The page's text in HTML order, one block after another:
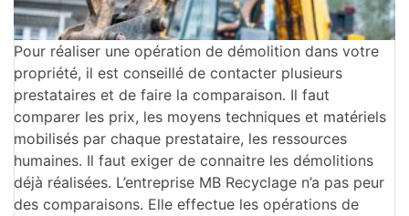
Pour réaliser une opération de démolition dans votre
propriété, il est conseillé de contacter plusieurs
prestataires et de faire la comparaison. Il faut
comparer les prix, les moyens techniques et matériels
mobilisés par chaque prestataire, les ressources
humaines. Il faut exiger de connaitre les démolitions
déjà réalisées. L’entreprise MB Recyclage n’a pas peur
des comparaisons. Elle effectue les opérations de